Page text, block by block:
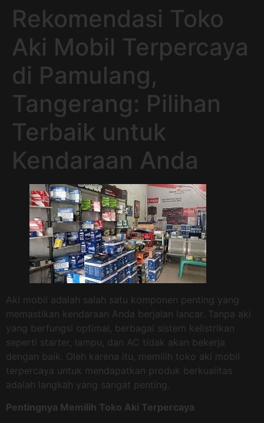
Rekomendasi Toko
Aki Mobil Terpercaya
di Pamulang,
Tangerang: Pilihan
Terbaik untuk
Kendaraan Anda
Aki mobil adalah salah satu komponen penting yang
memastikan kendaraan Anda berjalan lancar. Tanpa aki
yang berfungsi optimal, berbagai sistem kelistrikan
seperti starter, lampu, dan AC tidak akan bekerja
dengan baik. Oleh karena itu, memilih toko aki mobil
terpercaya untuk mendapatkan produk berkualitas
adalah langkah yang sangat penting.
Pentingnya Memilih Toko Aki Terpercaya